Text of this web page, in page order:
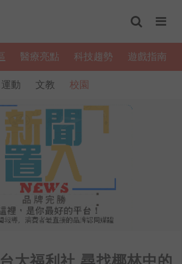
醫療亮點 科技趨勢 遊戲指南
運動 文教 校園